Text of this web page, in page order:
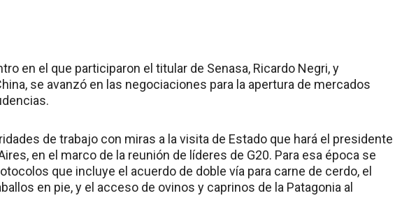
en el que participaron el titular de Senasa, Ricardo Negri, y
se avanzó en las negociaciones para la apertura de mercados
de trabajo con miras a la visita de Estado que hará el presidente
en el marco de la reunión de líderes de G20. Para esa época se
que incluye el acuerdo de doble vía para carne de cerdo, el
en pie, y el acceso de ovinos y caprinos de la Patagonia al